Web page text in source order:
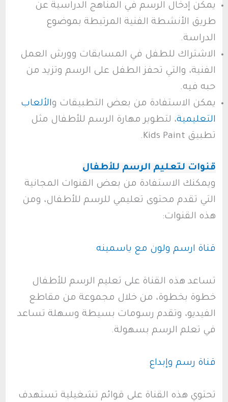
يمكن إدخال الرسم في المناهج الدراسية عن
طريق الأنشطة الفنية المرتبطة بموضوع
الدراسة.
الاشتراك للطفل في المسابقات وورش العمل
الفنية، والتي تحفز الطفل على الرسم وتزيد من
حبه فيه.
يمكن الاستفادة من بعض التطبيقات والألعاب
التعليمية، لتطوير مهارة الرسم للأطفال مثل
تطبيق Kids Paint.
قنوات لتعليم الرسم للأطفال
ويمكنك الاستفادة من بعض القنوات المجانية
التي تقدم محتوى تعليمي للرسم للأطفال، ومن
هذه القنوات:
قناة ارسم ولون مع ياسمينه
تساعد هذه القناة على تعليم الرسم للأطفال
خطوة بخطوة، من خلال مجموعة من مقاطع
الفيديو، وتقدم رسومات بسيطة وسهلة تساعد
في تعلم الرسم بسهولة.
قناة رسم وإبداع
تحتوي هذه القناة على قوائم تشغيلية تستهدف